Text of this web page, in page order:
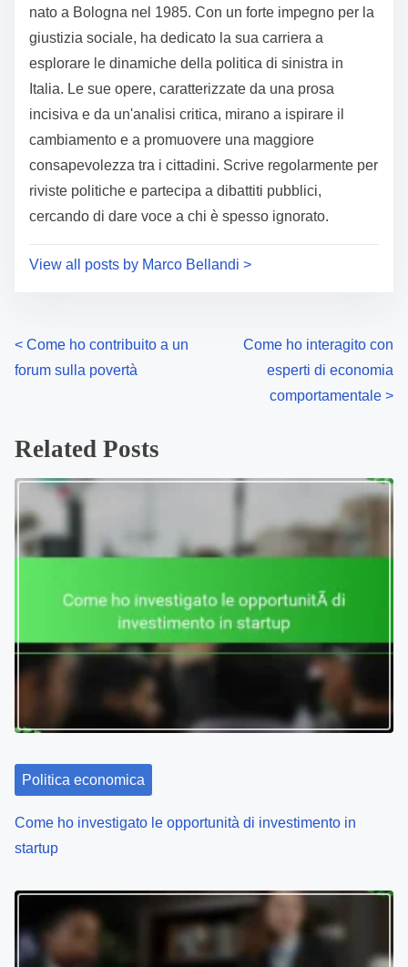
t
o
n
:
nato a Bologna nel 1985. Con un forte impegno per la
giustizia sociale, ha dedicato la sua carriera a
esplorare le dinamiche della politica di sinistra in
Italia. Le sue opere, caratterizzate da una prosa
incisiva e da un'analisi critica, mirano a ispirare il
cambiamento e a promuovere una maggiore
consapevolezza tra i cittadini. Scrive regolarmente per
riviste politiche e partecipa a dibattiti pubblici,
cercando di dare voce a chi è spesso ignorato.
View all posts by Marco Bellandi >
P
t
n
a
i
g
o
n
< Come ho contribuito a un
forum sulla povertà
Come ho interagito con
esperti di economia
comportamentale >
Related Posts
Politica economica
Come ho investigato le opportunità di investimento in
startup